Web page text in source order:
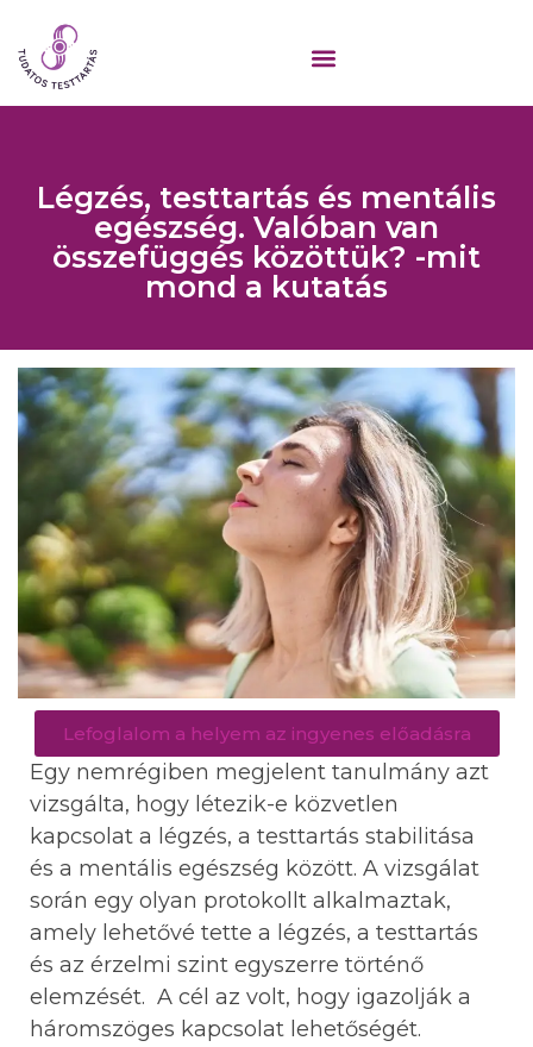
Légzés, testtartás és mentális
egészség. Valóban van
összefüggés közöttük? -mit
mond a kutatás
Lefoglalom a helyem az ingyenes előadásra
Egy nemrégiben megjelent tanulmány azt
vizsgálta, hogy létezik-e közvetlen
kapcsolat a légzés, a testtartás stabilitása
és a mentális egészség között. A vizsgálat
során egy olyan protokollt alkalmaztak,
amely lehetővé tette a légzés, a testtartás
és az érzelmi szint egyszerre történő
elemzését. A cél az volt, hogy igazolják a
háromszöges kapcsolat lehetőségét.